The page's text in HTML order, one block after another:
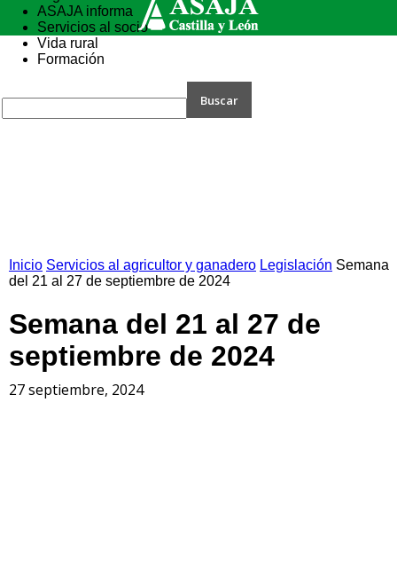
ASAJA informa
Servicios al socio
Vida rural
Formación
Inicio Servicios al agricultor y ganadero Legislación Semana
del 21 al 27 de septiembre de 2024
Semana del 21 al 27 de
septiembre de 2024
27 septiembre, 2024